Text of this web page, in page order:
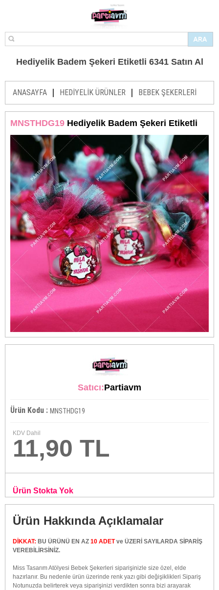
Hediyelik Badem Şekeri Etiketli 6341 Satın Al
ANASAYFA | HEDİYELİK ÜRÜNLER | BEBEK ŞEKERLERİ
MNSTHDG19 Hediyelik Badem Şekeri Etiketli
Satıcı:Partiavm
Ürün Kodu : MNSTHDG19
KDV Dahil
11,90 TL
Ürün Stokta Yok
Ürün Hakkında Açıklamalar
DİKKAT: BU ÜRÜNÜ EN AZ 10 ADETve ÜZERİ SAYILARDA SİPARİŞ
VEREBİLİRSİNİZ.
Miss Tasarım Atölyesi Bebek Şekerleri siparişinizle size özel, elde
hazırlanır. Bu nedenle ürün üzerinde renk yazı gibi değişiklikleri Sipariş
Notunuzda belirterek veya siparişinizi verdikten sonra bizi arayarak